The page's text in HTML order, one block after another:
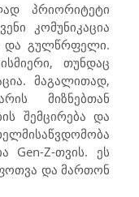
პრიორიტეტი
კომუნიკაცია
და გულწრფელი.
თუნდაც
მაგალითად,
მიზნებთან
შემცირება და
Gen-Z-თვის. ეს
და მართონ